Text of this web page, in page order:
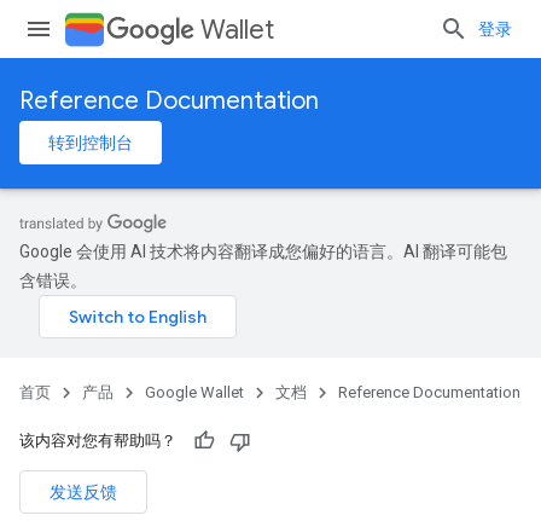
Wallet 登录
Reference Documentation
转到控制台
Google 会使用 AI 技术将内容翻译成您偏好的语言。AI 翻译可能包
含错误。
首页 产品 Google Wallet 文档 Reference Documentation
该内容对您有帮助吗？
发送反馈